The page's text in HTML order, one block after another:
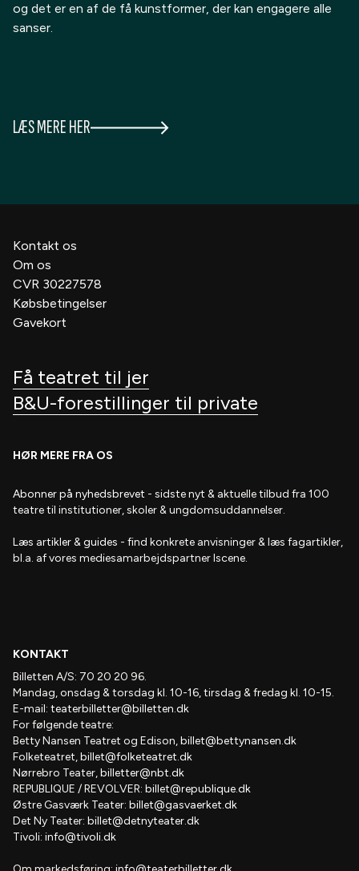
og det er en af de få kunstformer, der kan engagere alle
sanser.
LÆS MERE HER
Kontakt os
Om os
CVR 30227578
Købsbetingelser
Gavekort
Få teatret til jer
B&U-forestillinger til private
HØR MERE FRA OS
Abonner på nyhedsbrevet - sidste nyt & aktuelle tilbud fra 100
teatre til institutioner, skoler & ungdomsuddannelser.
Læs artikler & guides - find konkrete anvisninger & læs fagartikler,
bl.a. af vores mediesamarbejdspartner Iscene.
KONTAKT
Billetten A/S: 70 20 20 96.
Mandag, onsdag & torsdag kl. 10-16, tirsdag & fredag kl. 10-15.
E-mail: teaterbilletter@billetten.dk
For følgende teatre:
Betty Nansen Teatret og Edison,billet@bettynansen.dk
Folketeatret,billet@folketeatret.dk
Nørrebro Teater,billetter@nbt.dk
REPUBLIQUE / REVOLVER: billet@republique.dk
Østre Gasværk Teater: billet@gasvaerket.dk
Det Ny Teater: billet@detnyteater.dk
Tivoli: info@tivoli.dk